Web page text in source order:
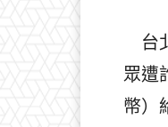
台
眾遭
幣）